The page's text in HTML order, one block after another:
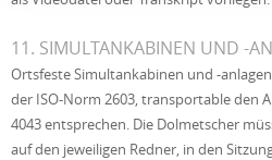
11. SIMULTANKABINEN UND -
Ortsfeste Simultankabinen und -
der ISO-Norm 2603, transportable den
4043 entsprechen. Die Dolmetscher
auf den jeweiligen Redner, in den